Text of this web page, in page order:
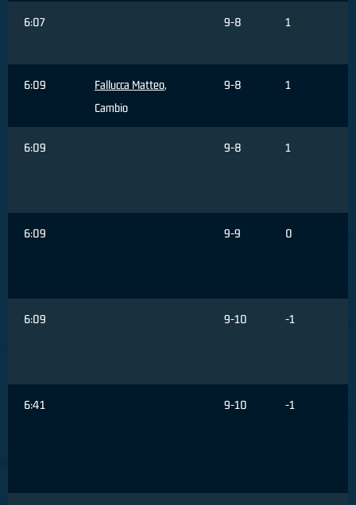
6:07 9-8 1
6:09 Fallucca Matteo,
Cambio
9-8 1
6:09 9-8 1
6:09 9-9 0
6:09 9-10 -1
6:41 9-10 -1